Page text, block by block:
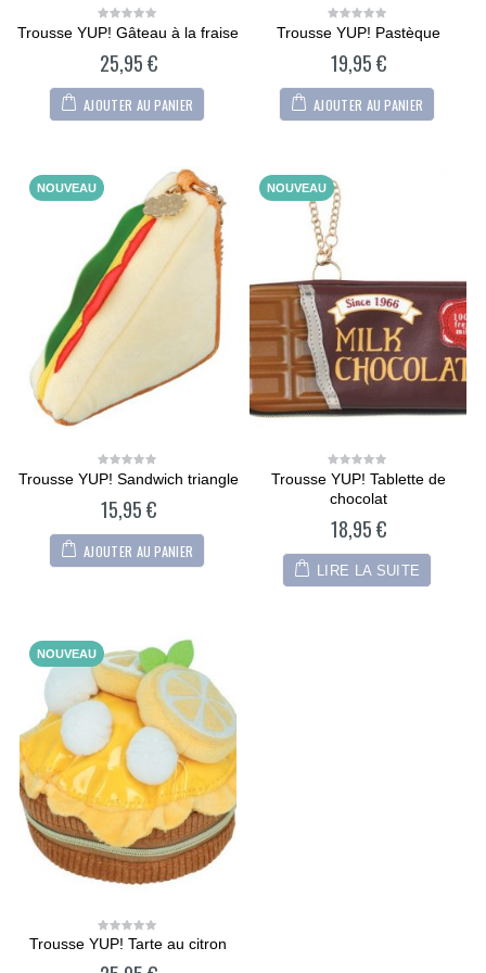
0
of
5
Trousse YUP! Gâteau à la fraise
25,95€
AJOUTER AU PANIER
0
of
Trousse YUP! Pastèque
19,95€
AJOUTER AU PANIER
NOUVEAU
0
of
Trousse YUP! Sandwich triangle
15,95€
AJOUTER AU PANIER
NOUVEAU
0
of
Trousse YUP! Tablette de
chocolat
18,95€
LIRE LA SUITE
NOUVEAU
0
of
Trousse YUP! Tarte au citron